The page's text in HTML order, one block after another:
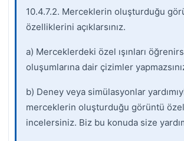
10.4.7.2. Merceklerin oluşturduğu
özelliklerini açıklarsınız.
a) Merceklerdeki özel ışınları
oluşumlarına dair çizimler
b) Deney veya simülasyonlar
merceklerin oluşturduğu görüntü
incelersiniz. Biz bu konuda size